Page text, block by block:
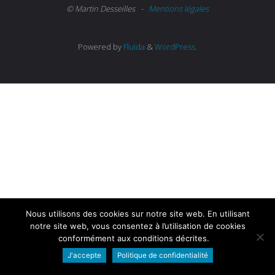
© Martin Desseilles - Mentions légales
Powered by Fluida &WordPress.
Nous utilisons des cookies sur notre site web. En utilisant
notre site web, vous consentez à l’utilisation de cookies
conformément aux conditions décrites.
J'accepte Politique de confidentialité